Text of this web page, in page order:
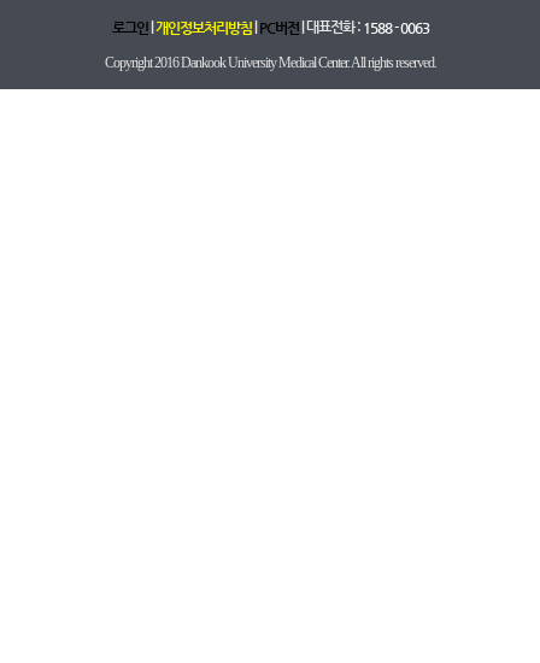
로그인|개인정보처리방침|PC버전| 대표전화 : 1588 - 0063
Copyright 2016 Dankook University Medical Center. All rights reserved.